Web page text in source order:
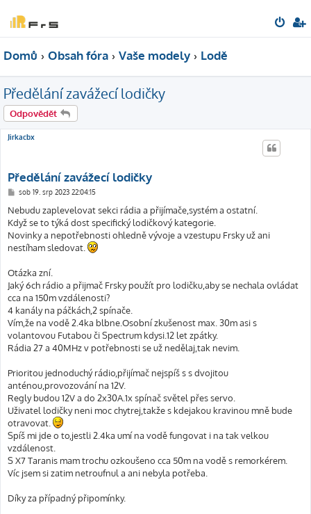
Domů Obsah fóra Vaše modely Lodě
Předělání zavážecí lodičky
Odpovědět
Jirkacbx
Předělání zavážecí lodičky
P
í
s
p
ě
v
e
sob 19. srp 2023 22:04:15
Nebudu zaplevelovat sekci rádia a přijímače,systém a ostatní.
Když se to týká dost specifický lodičkový kategorie.
Novinky a nepotřebnosti ohledně vývoje a vzestupu Frsky už ani
nestíham sledovat.
Otázka zní.
Jaký 6ch rádio a přijmač Frsky použít pro lodičku,aby se nechala ovládat
cca na 150m vzdálenosti?
4 kanály na páčkách,2 spínače.
Vím,že na vodě 2.4ka blbne.Osobní zkušenost max. 30m asi s
volantovou Futabou či Spectrum kdysi.12 let zpátky.
Rádia 27 a 40MHz v potřebnosti se už nedělaj,tak nevim.
Prioritou jednoduchý rádio,přijímač nejspíš s s dvojitou
anténou,provozování na 12V.
Regly budou 12V a do 2x30A.1x spínač světel přes servo.
Uživatel lodičky neni moc chytrej,takže s kdejakou kravinou mně bude
otravovat.
Spíš mi jde o to,jestli 2.4ka umí na vodě fungovat i na tak velkou
vzdálenost.
S X7 Taranis mam trochu ozkoušeno cca 50m na vodě s remorkérem.
Víc jsem si zatim netroufnul a ani nebyla potřeba.
Díky za případný připomínky.